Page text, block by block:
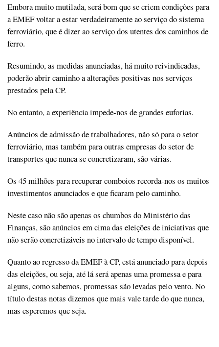
Embora muito mutilada, será bom que se criem condições para
a EMEF voltar a estar verdadeiramente ao serviço do sistema
ferroviário, que é dizer ao serviço dos utentes dos caminhos de
ferro.
Resumindo, as medidas anunciadas, há muito reivindicadas,
poderão abrir caminho a alterações positivas nos serviços
prestados pela CP.
No entanto, a experiência impede-nos de grandes euforias.
Anúncios de admissão de trabalhadores, não só para o setor
ferroviário, mas também para outras empresas do setor de
transportes que nunca se concretizaram, são várias.
Os 45 milhões para recuperar comboios recorda-nos os muitos
investimentos anunciados e que ficaram pelo caminho.
Neste caso não são apenas os chumbos do Ministério das
Finanças, são anúncios em cima das eleições de iniciativas que
não serão concretizáveis no intervalo de tempo disponível.
Quanto ao regresso da EMEF à CP, está anunciado para depois
das eleições, ou seja, até lá será apenas uma promessa e para
alguns, como sabemos, promessas são levadas pelo vento. No
título destas notas dizemos que mais vale tarde do que nunca,
mas esperemos que seja.